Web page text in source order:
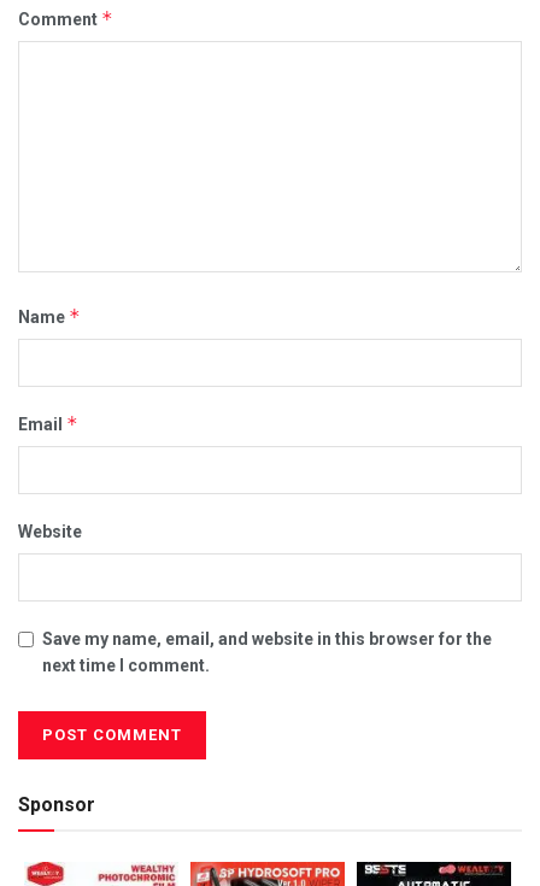
Comment *
Name *
Email *
Website
Save my name, email, and website in this browser for the
next time I comment.
Sponsor